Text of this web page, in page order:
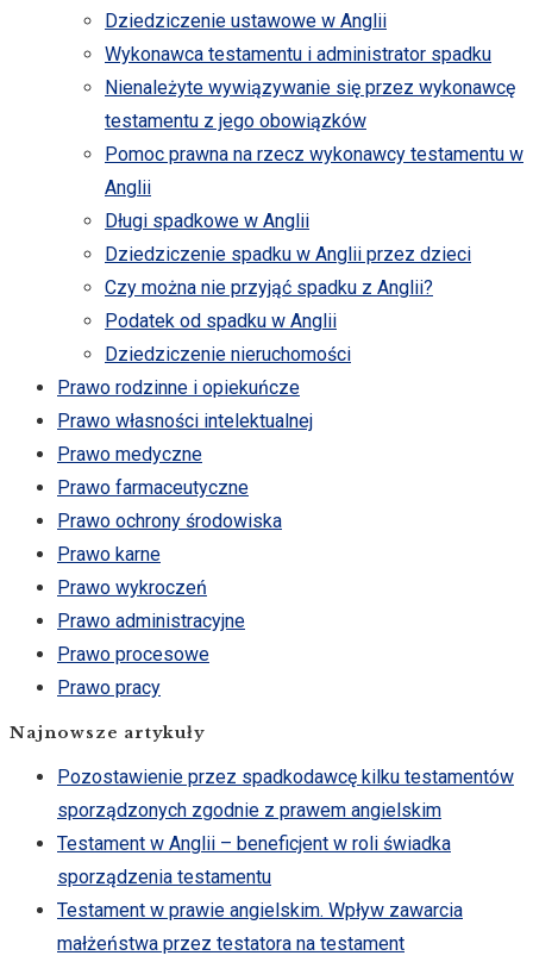
Dziedziczenie ustawowe w Anglii
Wykonawca testamentu i administrator spadku
Nienależyte wywiązywanie się przez wykonawcę
testamentu z jego obowiązków
Pomoc prawna na rzecz wykonawcy testamentu w
Anglii
Długi spadkowe w Anglii
Dziedziczenie spadku w Anglii przez dzieci
Czy można nie przyjąć spadku z Anglii?
Podatek od spadku w Anglii
Dziedziczenie nieruchomości
Prawo rodzinne i opiekuńcze
Prawo własności intelektualnej
Prawo medyczne
Prawo farmaceutyczne
Prawo ochrony środowiska
Prawo karne
Prawo wykroczeń
Prawo administracyjne
Prawo procesowe
Prawo pracy
Najnowsze artykuły
Pozostawienie przez spadkodawcę kilku testamentów
sporządzonych zgodnie z prawem angielskim
Testament w Anglii – beneficjent w roli świadka
sporządzenia testamentu
Testament w prawie angielskim. Wpływ zawarcia
małżeństwa przez testatora na testament